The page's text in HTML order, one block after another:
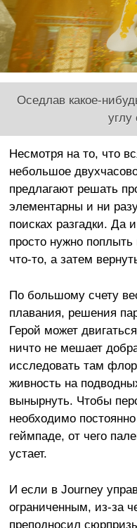
Оседлав какое-
углу
Несмотря на то, что
небольшое
предлагают решать
элементарны и ни
поисках разгадки.
просто нужно
что-то, а затем
По большому счету
плавания, решения
Герой может
ничто не мешает
исследовать там
живность на
вынырнуть. Чтобы
необходимо
геймпаде, от чего
устает.
И если в Journey
ограниченным, из-за
преподносил